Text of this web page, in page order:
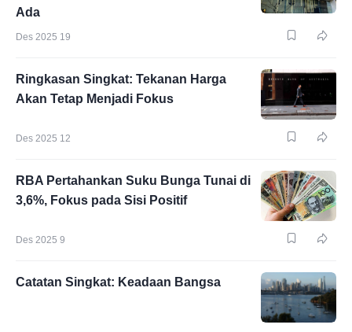
Ada
Des 2025 19
Ringkasan Singkat: Tekanan Harga
Akan Tetap Menjadi Fokus
Des 2025 12
RBA Pertahankan Suku Bunga Tunai di
3,6%, Fokus pada Sisi Positif
Des 2025 9
Catatan Singkat: Keadaan Bangsa